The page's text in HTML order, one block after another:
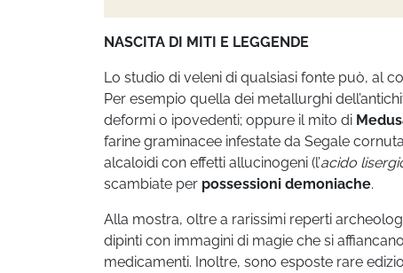
NASCITA DI MITI E LEGGENDE
Lo studio di veleni di qualsiasi fonte può, al
Per esempio quella dei metallurghi
deformi o ipovedenti; oppure il mito di
farine graminacee infestate da Segale
alcaloidi con effetti allucinogeni (l’acido
scambiate per possessioni demoniache.
Alla mostra, oltre a rarissimi reperti
dipinti con immagini di magie che si
medicamenti. Inoltre, sono esposte rare